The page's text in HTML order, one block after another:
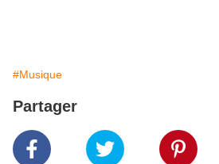
#Musique
Partager